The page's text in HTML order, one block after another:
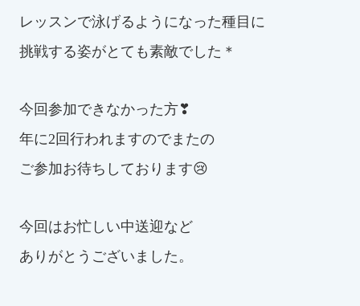
レッスンで泳げるようになった種目に
挑戦する姿がとても素敵でした＊
今回参加できなかった方❣
年に2回行われますのでまたの
ご参加お待ちしております😢
今回はお忙しい中送迎など
ありがとうございました。